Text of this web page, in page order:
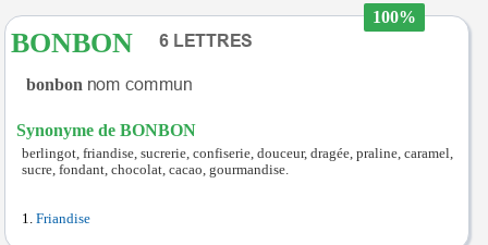
100%
BONBON
bonbon
Synonyme de BONBON
berlingot, friandise, sucrerie, confiserie, douceur, dragée, praline, caramel,
sucre, fondant, chocolat, cacao, gourmandise.
Friandise